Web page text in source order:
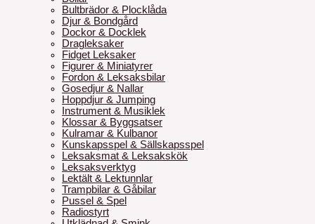
Bultbrädor & Plocklåda
Djur & Bondgård
Dockor & Docklek
Dragleksaker
Fidget Leksaker
Figurer & Miniatyrer
Fordon & Leksaksbilar
Gosedjur & Nallar
Hoppdjur & Jumping
Instrument & Musiklek
Klossar & Byggsatser
Kulramar & Kulbanor
Kunskapsspel & Sällskapsspel
Leksaksmat & Leksakskök
Leksaksverktyg
Lektält & Lektunnlar
Trampbilar & Gåbilar
Pussel & Spel
Radiostyrt